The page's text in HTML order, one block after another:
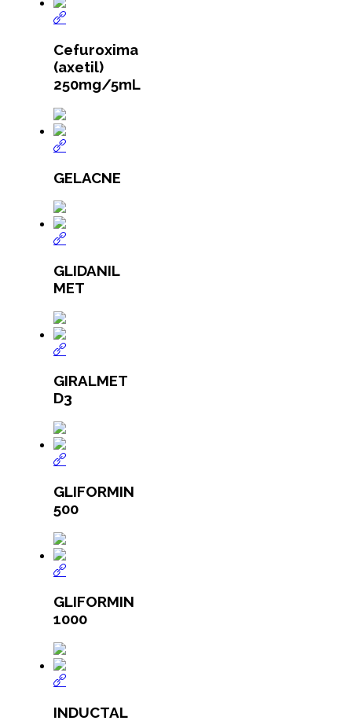
Cefuroxima
(axetil)
250mg/5mL
GELACNE
GLIDANIL
MET
GIRALMET
D3
GLIFORMIN
500
GLIFORMIN
1000
INDUCTAL